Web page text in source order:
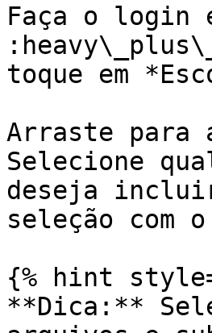
Faça o login
toque em
Arraste para
Selecione
deseja
seleção
{% hint
**Dica:**